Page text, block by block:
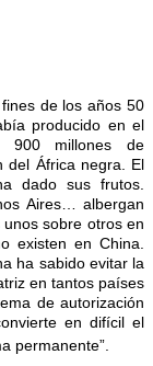
de los años 50
producido en el
900 millones de
del África negra. El
dado sus frutos.
Aires… albergan
sobre otros en
existen en China.
ha sabido evitar la
en tantos países
de autorización
en difícil el
permanente”.